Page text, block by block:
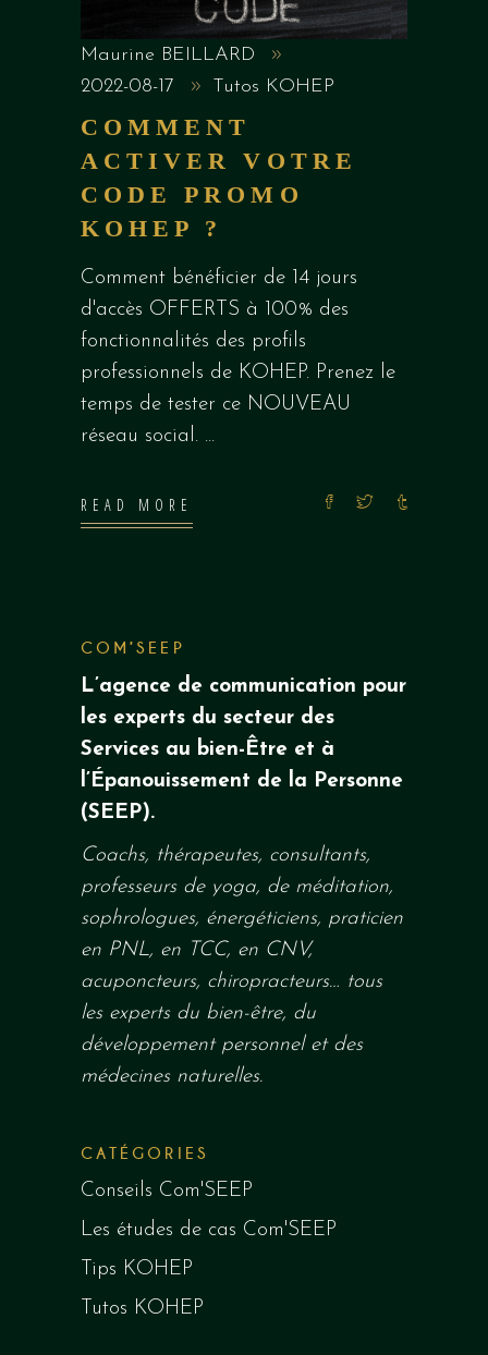
Maurine BEILLARD
2022-08-17
Tutos KOHEP
COMMENT
ACTIVER VOTRE
CODE PROMO
KOHEP ?
Comment bénéficier de 14 jours
d'accès OFFERTS à 100% des
fonctionnalités des profils
professionnels de KOHEP. Prenez le
temps de tester ce NOUVEAU
réseau social.
READ MORE
COM’SEEP
L’agence de communication pour
les experts du secteur des
Services au bien-Être et à
l’Épanouissement de la Personne
(SEEP).
Coachs, thérapeutes, consultants,
professeurs de yoga, de méditation,
sophrologues, énergéticiens, praticien
en PNL, en TCC, en CNV,
acuponcteurs, chiropracteurs… tous
les experts du bien-être, du
développement personnel et des
médecines naturelles.
CATÉGORIES
Conseils Com'SEEP
Les études de cas Com'SEEP
Tips KOHEP
Tutos KOHEP